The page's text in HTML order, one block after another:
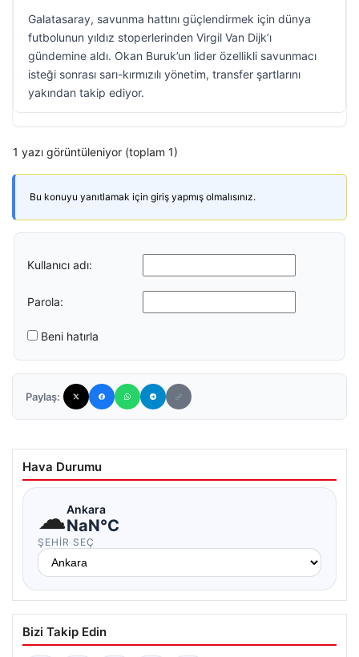
Galatasaray, savunma hattını güçlendirmek için dünya
futbolunun yıldız stoperlerinden Virgil Van Dijk’ı
gündemine aldı. Okan Buruk’un lider özellikli savunmacı
isteği sonrası sarı-kırmızılı yönetim, transfer şartlarını
yakından takip ediyor.
1 yazı görüntüleniyor (toplam 1)
Bu konuyu yanıtlamak için giriş yapmış olmalısınız.
Kullanıcı adı:
Parola:
Beni hatırla
Paylaş:
Hava Durumu
☁Ankara
NaN°C
ŞEHIR SEÇ
Bizi Takip Edin